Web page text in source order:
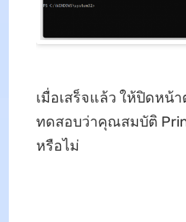
เมื่อเสร็จแล้ว ให้ปิดหน้
ทดสอบว่าคุณสมบัติ
หรือไม่